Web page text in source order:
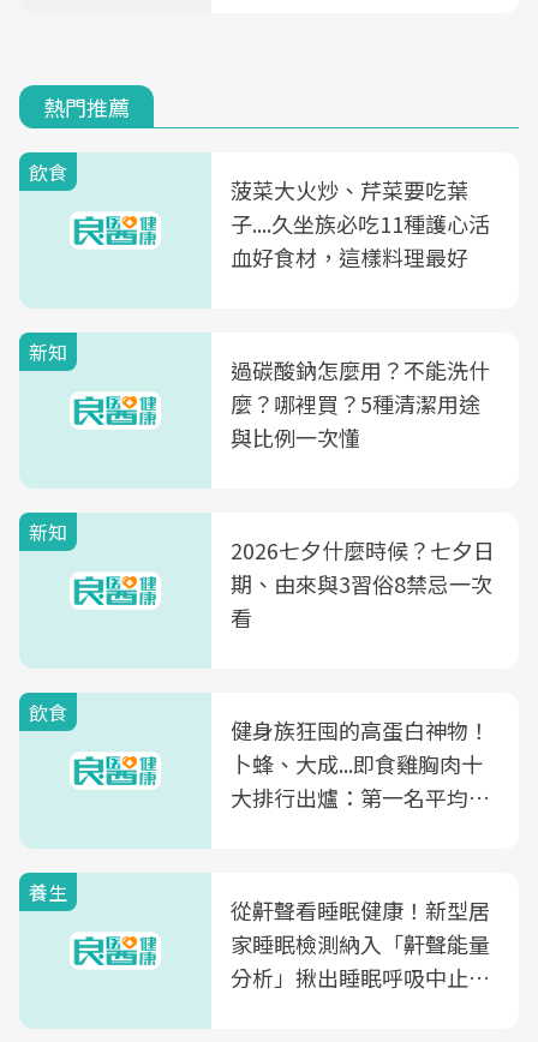
熱門推薦
飲食
菠菜大火炒、芹菜要吃葉
子....久坐族必吃11種護心活
血好食材，這樣料理最好
新知
過碳酸鈉怎麼用？不能洗什
麼？哪裡買？5種清潔用途
與比例一次懂
新知
2026七夕什麼時候？七夕日
期、由來與3習俗8禁忌一次
看
飲食
健身族狂囤的高蛋白神物！
卜蜂、大成...即食雞胸肉十
大排行出爐：第一名平均一
養生
從鼾聲看睡眠健康！新型居
家睡眠檢測納入「鼾聲能量
分析」揪出睡眠呼吸中止症